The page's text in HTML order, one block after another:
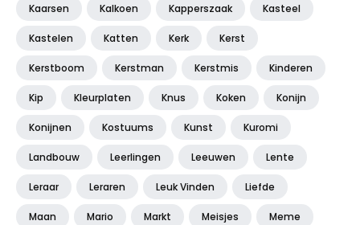
Kaarsen Kalkoen Kapperszaak Kasteel
Kastelen Katten Kerk Kerst
Kerstboom Kerstman Kerstmis Kinderen
Kip Kleurplaten Knus Koken Konijn
Konijnen Kostuums Kunst Kuromi
Landbouw Leerlingen Leeuwen Lente
Leraar Leraren Leuk Vinden Liefde
Maan Mario Markt Meisjes Meme